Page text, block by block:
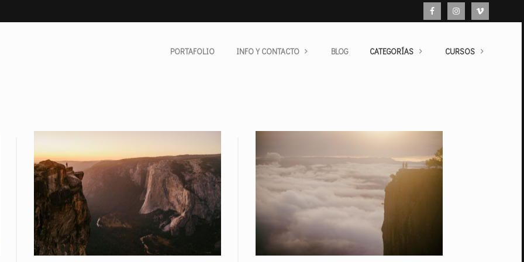
PORTAFOLIO INFO Y CONTACTO BLOG CATEGORÍAS CURSOS